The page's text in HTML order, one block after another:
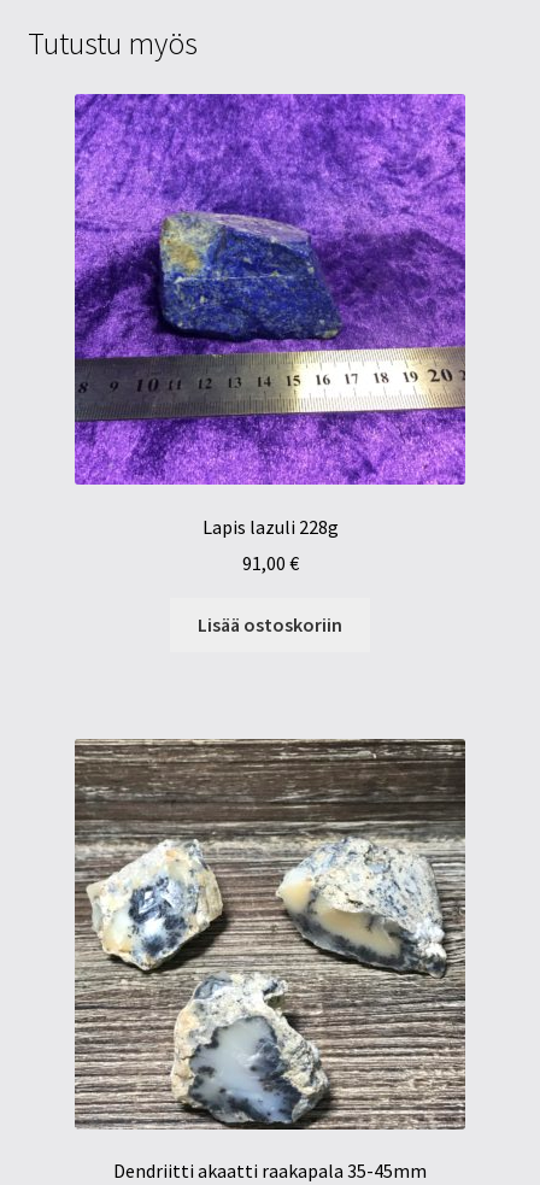
Tutustu myös
Lapis lazuli 228g
91,00 €
Lisää ostoskoriin
Dendriitti akaatti raakapala 35-45mm